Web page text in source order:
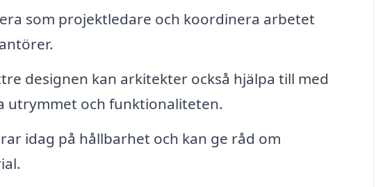
som projektledare och koordinera arbetet
designen kan arkitekter också hjälpa till med
utrymmet och funktionaliteten.
idag på hållbarhet och kan ge råd om